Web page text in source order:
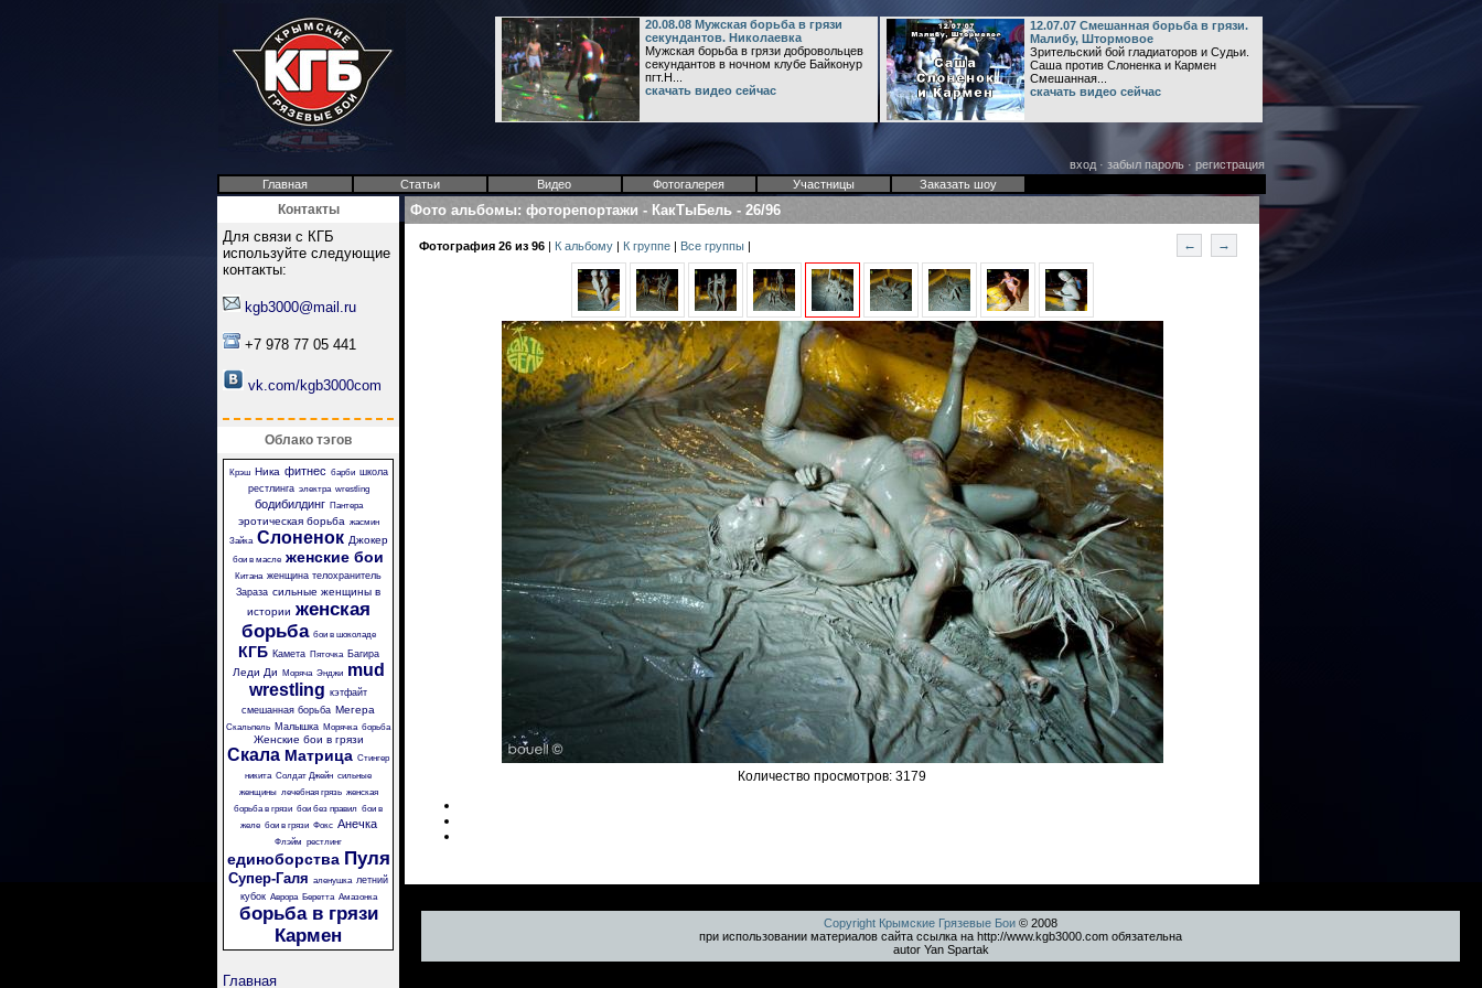
20.08.08 Мужская борьба в грязи
секундантов. Николаевка
Мужская борьба в грязи добровольцев
секундантов в ночном клубе Байконур
пгт.Н...
скачать видео сейчас
12.07.07 Смешанная борьба в грязи.
Малибу, Штормовое
Зрительский бой гладиаторов и Судьи.
Саша против Слоненка и Кармен
Смешанная...
скачать видео сейчас
вход· забыл пароль· регистрация
Главная
Статьи Видео Фотогалерея Участницы Заказать шоу
Контакты
Для связи с КГБ
используйте следующие
контакты:
kgb3000@mail.ru
+7 978 77 05 441
vk.com/kgb3000com
Облако тэгов
Крэш Ника фитнес барби школа
рестлинга электра wrestling
бодибилдинг Пантера
эротическая борьба жасмин
Зайка Слоненок Джокер
бои в масле женские бои
Китана женщина телохранитель
Зараза сильные женщины в
истории женская
борьба бои в шоколаде
КГБ Камета Пяточка Багира
Леди Ди Моряча Энджи
mud
wrestling кэтфайт
смешанная борьба Мегера
Скальпель Малышка Морячка борьба
Женские бои в грязи
Скала Матрица Стингер
никита Солдат Джейн сильные
женщины лечебная грязь женская
борьба в грязи бои без правил бои в
желе бои в грязи Фокс Анечка
Флэйм рестлинг
единоборства Пуля
Супер-Галя аленушка летний
кубок Аврора Беретта Амазонка
борьба в грязи
Кармен
Главная
Фото альбомы: фоторепортажи - КакТыБель - 26/96
Фотография 26 из 96 | К альбому | К группе | Все группы | ← →
Количество просмотров: 3179
Copyright Крымские Грязевые Бои © 2008
при использовании материалов сайта ссылка на http://www.kgb3000.com обязательна
autor Yan Spartak